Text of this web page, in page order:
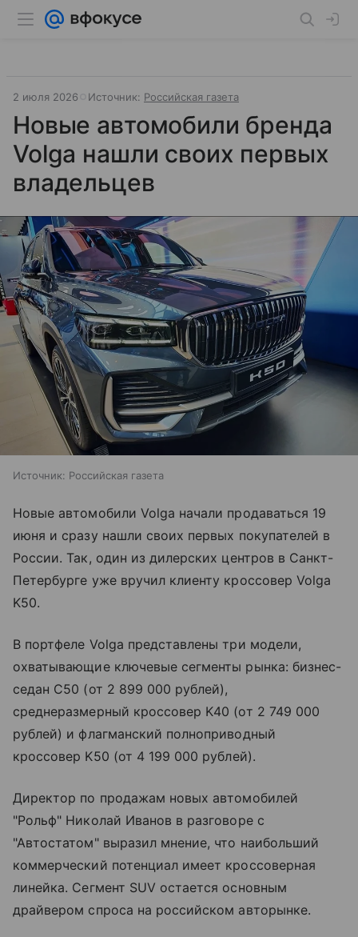
2 июля 2026 Источник: Российская газета
Новые автомобили бренда
Volga нашли своих первых
владельцев
Источник: Российская газета
Новые автомобили Volga начали продаваться 19
июня и сразу нашли своих первых покупателей в
России. Так, один из дилерских центров в Санкт-
Петербурге уже вручил клиенту кроссовер Volga
K50.
В портфеле Volga представлены три модели,
охватывающие ключевые сегменты рынка: бизнес-
седан C50 (от 2 899 000 рублей),
среднеразмерный кроссовер K40 (от 2 749 000
рублей) и флагманский полноприводный
кроссовер K50 (от 4 199 000 рублей).
Директор по продажам новых автомобилей
"Рольф" Николай Иванов в разговоре с
"Автостатом" выразил мнение, что наибольший
коммерческий потенциал имеет кроссоверная
линейка. Сегмент SUV остается основным
драйвером спроса на российском авторынке.